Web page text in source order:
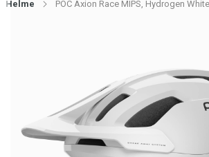
Helme POC Axion Race MIPS, Hydrogen